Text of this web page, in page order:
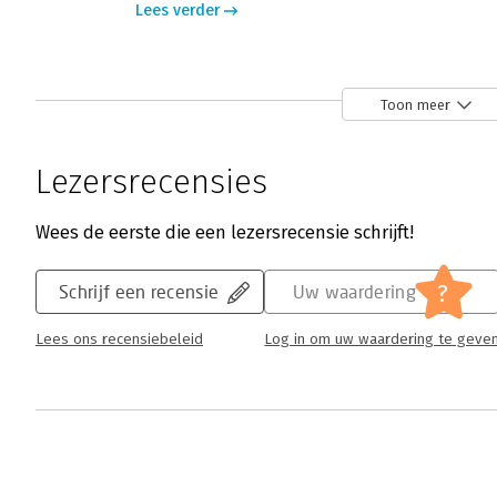
Lees verder
Toon meer
Lezersrecensies
Wees de eerste die een lezersrecensie schrijft!
Schrijf een recensie
Lees ons recensiebeleid
Uw waardering ?
Log in om uw waardering te